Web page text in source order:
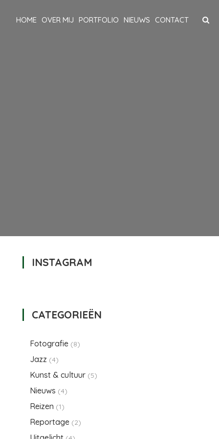
HOME OVER MIJ PORTFOLIO NIEUWS CONTACT
INSTAGRAM
CATEGORIEËN
Fotografie (8)
Jazz (4)
Kunst & cultuur (5)
Nieuws (4)
Reizen (1)
Reportage (2)